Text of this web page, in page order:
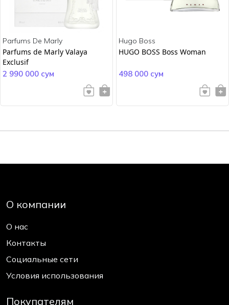
Parfums De Marly
Parfums de Marly Valaya
Exclusif
2 990 000 сум
Hugo Boss
HUGO BOSS Boss Woman
498 000 сум
О компании
О нас
Контакты
Социальные сети
Условия использования
Покупателям